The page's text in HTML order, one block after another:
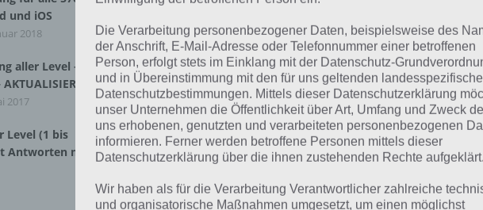
dann mit anderen Eltern oder Freunden teilen und so auch
Täglich gibt es von der Redaktion herausgepickte App
sich anschauen sollte. Besonders wurde Wert darauf gelegt,
wirklich für die Kinder in diesem Alter entsprechen. Dazu
getestet und dann eingestuft.
Wenn man also nicht nur Spiele, sondern auch etwas für die
möchte, dann sollte man sich unbedingt diese App
schnell und einfach die passende App für ihre Kinder. Denn
und iOS
2018
aller Level –
2017
Level (1 bis
Antworten mit
Die Verarbeitung personenbezogener Daten, beispielsweise des
der Anschrift, E-Mail-Adresse oder Telefonnummer einer betroffenen
Person, erfolgt stets im Einklang mit der Datenschutz-
und in Übereinstimmung mit den für uns geltenden
Datenschutzbestimmungen. Mittels dieser Datenschutzerklärung
unser Unternehmen die Öffentlichkeit über Art, Umfang und Zweck
uns erhobenen, genutzten und verarbeiteten personenbezogenen
informieren. Ferner werden betroffene Personen mittels dieser
Datenschutzerklärung über die ihnen zustehenden Rechte aufgeklärt.
Wir haben als für die Verarbeitung Verantwortlicher zahlreiche
und organisatorische Maßnahmen umgesetzt, um einen möglichst